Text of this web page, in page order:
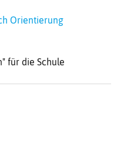
Orientierung
für die Schule